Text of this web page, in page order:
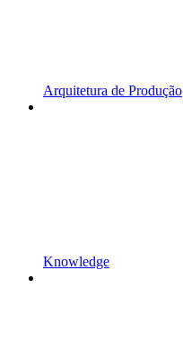
Arquitetura de Produção
Knowledge